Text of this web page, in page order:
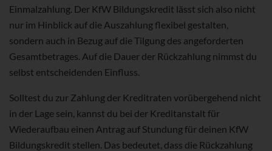
Einmalzahlung. Der KfW Bildungskredit lässt sich also nicht
nur im Hinblick auf die Auszahlung flexibel gestalten,
sondern auch in Bezug auf die Tilgung des angeforderten
Gesamtbetrages. Auf die Dauer der Rückzahlung nimmst du
selbst entscheidenden Einfluss.
Solltest du zur Zahlung der Kreditraten vorübergehend nicht
in der Lage sein, kannst du bei der Kreditanstalt für
Wiederaufbau einen Antrag auf Stundung für deinen KfW
Bildungskredit stellen. Das bedeutet, dass die Rückzahlung